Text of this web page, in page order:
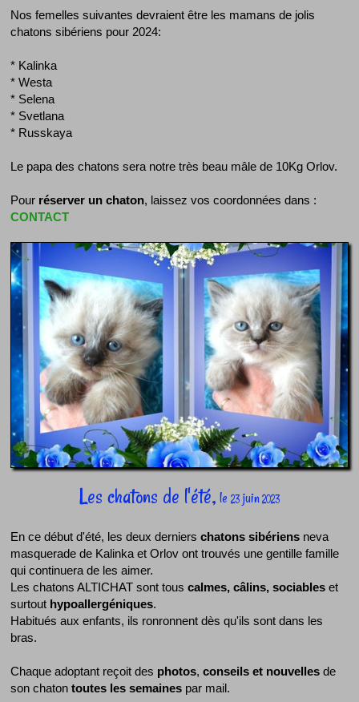
Nos femelles suivantes devraient être les mamans de jolis
chatons sibériens pour 2024:
* Kalinka
* Westa
* Selena
* Svetlana
* Russkaya
Le papa des chatons sera notre très beau mâle de 10Kg Orlov.
Pour réserver un chaton, laissez vos coordonnées dans :
CONTACT
Les chatons de l'été, le 23juin2023
En ce début d'été, les deux dernierschatons sibériens neva
masquerade de Kalinka et Orlov ont trouvés une gentille famille
qui continuera de les aimer.
Les chatons ALTICHAT sont touscalmes, câlins, sociables et
surtout hypoallergéniques.
Habitués aux enfants, ils ronronnent dès qu'ils sont dans les
bras.
Chaque adoptant reçoit des photos,conseils et nouvelles de
son chatontoutes les semaines par mail.